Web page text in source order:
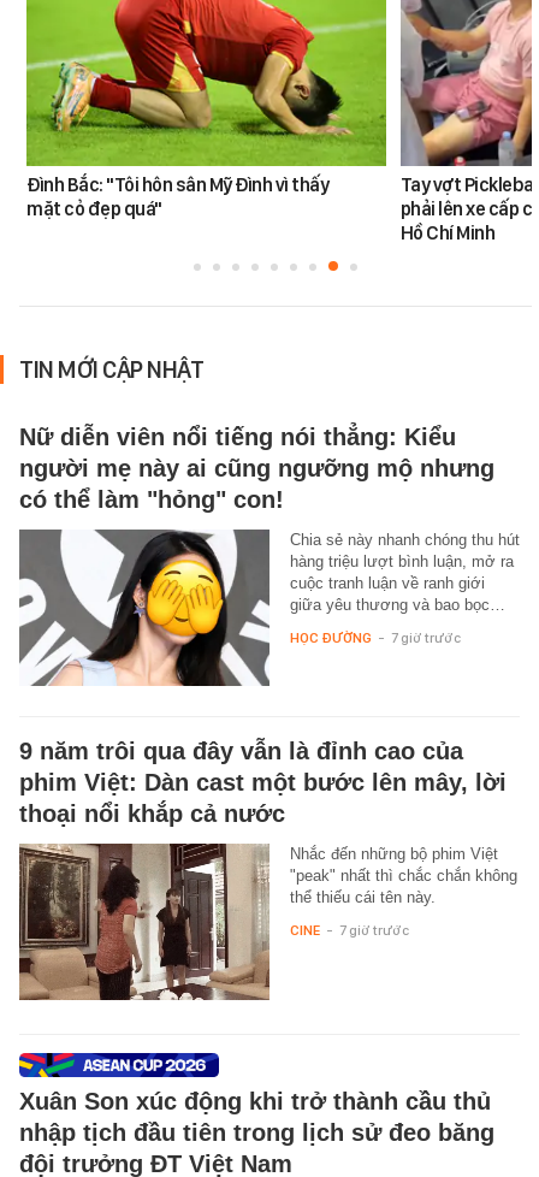
Đình Bắc: "Tôi hôn sân Mỹ Đình vì thấy
mặt cỏ đẹp quá"
Tay vợt
phải lên xe cấp
Hồ Chí Minh
TIN MỚI CẬP NHẬT
Nữ diễn viên nổi tiếng nói thẳng: Kiểu
người mẹ này ai cũng ngưỡng mộ nhưng
có thể làm "hỏng" con!
Chia sẻ này nhanh chóng thu hút
hàng triệu lượt bình luận, mở ra
cuộc tranh luận về ranh giới
giữa yêu thương và bao bọc…
HỌC ĐƯỜNG - 7 giờ trước
9 năm trôi qua đây vẫn là đỉnh cao của
phim Việt: Dàn cast một bước lên mây, lời
thoại nổi khắp cả nước
Nhắc đến những bộ phim Việt
"peak" nhất thì chắc chắn không
thể thiếu cái tên này.
CINE - 7 giờ trước
Xuân Son xúc động khi trở thành cầu thủ
nhập tịch đầu tiên trong lịch sử đeo băng
đội trưởng ĐT Việt Nam